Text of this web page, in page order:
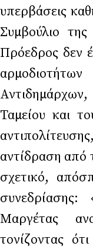
υπερβάσεις
Συμβούλιο
Πρόεδρος δεν
Ταμείου και
αντίδραση από
σχετικό,
Μαργέτας
τονίζοντας